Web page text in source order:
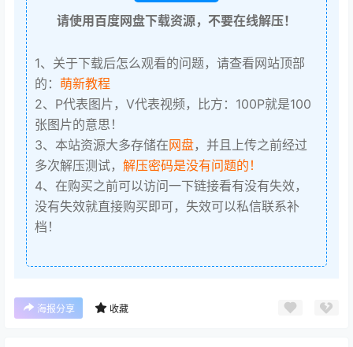
请使用百度网盘下载资源，不要在线解压！
1、关于下载后怎么观看的问题，请查看网站顶部
的： 萌新教程
2、P代表图片，V代表视频，比方：100P就是100
张图片的意思！
3、本站资源大多存储在网盘，并且上传之前经过
多次解压测试， 解压密码是没有问题的！
4、在购买之前可以访问一下链接看有没有失效，
没有失效就直接购买即可，失效可以私信联系补
档！
海报分享 收藏